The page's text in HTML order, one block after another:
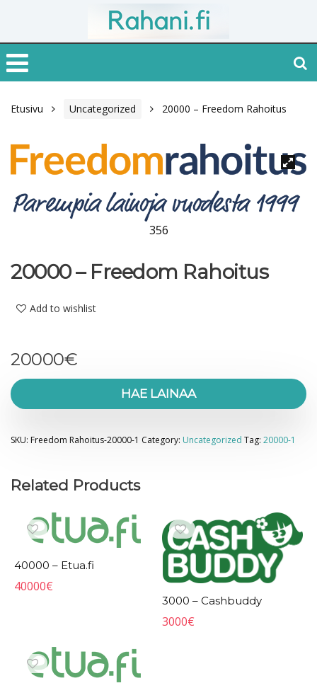
Etusivu Uncategorized 20000 – Freedom Rahoitus
356
20000 – Freedom Rahoitus
Add to wishlist
20000€
HAE LAINAA
SKU: Freedom Rahoitus-20000-1 Category: Uncategorized Tag: 20000-1
Related Products
40000 – Etua.fi
40000€
3000 – Cashbuddy
3000€